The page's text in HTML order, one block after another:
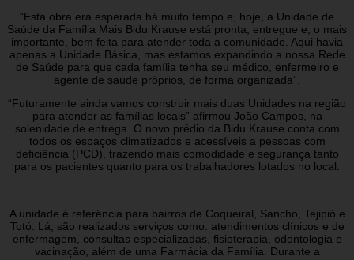
“Esta obra era esperada há muito tempo e, hoje, a Unidade de
Saúde da Família Mais Bidu Krause está pronta, entregue e, o mais
importante, bem feita para atender toda a comunidade. Aqui havia
apenas a Unidade Básica, mas estamos expandindo a nossa Rede
de Saúde para que cada família tenha seu médico, enfermeiro e
agente de saúde próprios, de forma organizada”.
“Futuramente ainda vamos construir mais duas Unidades na região
para atender as famílias locais” afirmou João Campos, na
solenidade de entrega. O novo prédio da Bidu Krause conta com
todos os espaços climatizados e acessíveis a pessoas com
deficiência (PCD), trazendo mais comodidade e segurança tanto
para os pacientes quanto para os trabalhadores lotados no local.
A unidade é referência para bairros de Coqueiral, Sancho, Tejipió e
Totó. Lá, são realizados serviços como: atendimentos clínicos e de
enfermagem, consultas especializadas, fisioterapia, odontologia e
vacinação, além de uma Farmácia da Família. Durante a